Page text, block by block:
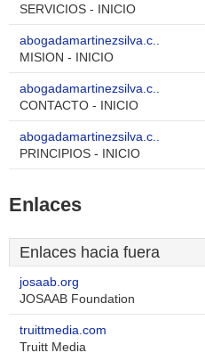
SERVICIOS - INICIO
abogadamartinezsilva.c..
MISION - INICIO
abogadamartinezsilva.c..
CONTACTO - INICIO
abogadamartinezsilva.c..
PRINCIPIOS - INICIO
Enlaces
Enlaces hacia fuera
josaab.org
JOSAAB Foundation
truittmedia.com
Truitt Media